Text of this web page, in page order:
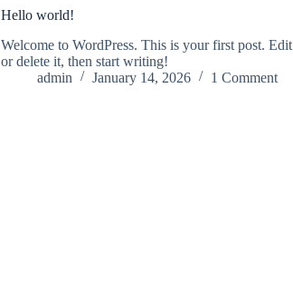
Hello world!
Welcome to WordPress. This is your first post. Edit
or delete it, then start writing!
admin
January 14, 2026 1 Comment